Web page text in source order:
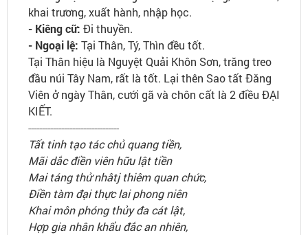
khai trương, xuất hành, nhập học.
- Kiêng cữ: Đi thuyền.
- Ngoại lệ: Tại Thân, Tý, Thìn đều tốt.
Tại Thân hiệu là Nguyệt Quải Khôn Sơn, trăng treo
đầu núi Tây Nam, rất là tốt. Lại thên Sao tất Đăng
Viên ở ngày Thân, cưới gã và chôn cất là 2 điều ĐẠI
KIẾT.
---------------------------------
Tất tinh tạo tác chủ quang tiền,
Mãi dắc điền viên hữu lật tiền
Mai táng thử nhâtj thiêm quan chức,
Điền tàm đại thực lai phong niên
Khai môn phóng thủy đa cát lật,
Hợp gia nhân khẩu đắc an nhiên,